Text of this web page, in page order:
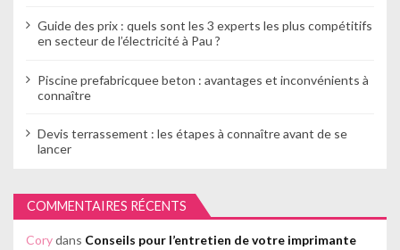
Guide des prix : quels sont les 3 experts les plus compétitifs
en secteur de l’électricité à Pau ?
Piscine prefabricquee beton : avantages et inconvénients à
connaître
Devis terrassement : les étapes à connaître avant de se
lancer
COMMENTAIRES RÉCENTS
Corydans Conseils pour l’entretien de votre imprimante